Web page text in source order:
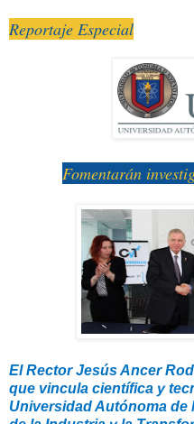
Reportaje Especial
Fomentarán investi
El Rector Jesús Ancer
que vincula científica y
Universidad Autónoma de